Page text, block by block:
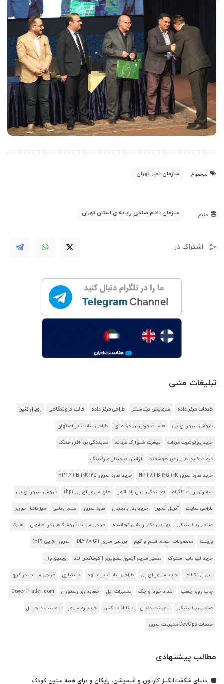
موضوع سازمان نصر تهران
منبع سازمان نظام صنفی رایانه‌ای استان تهران
اشتراک در
تبلیغات متنی
خدمات مرکز داده سرمایش دیتاسنتر طراحی مرکز داده قالب فروشگاهی رویال کنین
فروش سرور اچ پی هاست وردپرس حرفه ای طراحی سایت در اصفهان
خرید پولوشرت مردانه تیشرت شلوارک مردانه نمایندگی نرم افزار محک
قیمت کلید لمسی غیر هوشمند آژانس دیجیتال مارکتینگ
خرید هارد سرور HP 1.8TB 12G 10K خرید هارد سرور HP 1.2TB 10K 12G
سفارش ربات تلگرام نمایندگی ایران رادیاتور هارد سرور اچ پی (hp) فروش سرور اچ پی
طراحی سایت آنریل انجین خرید بذر بادمجان هارد سرور مبلمان باغی میز ناهار خوری
صندلی پلاستیکی بهترین دکتر زیبایی کرمانشاه طراحی سایت فروشگاهی در اصفهان هیرکا
پرینت محصولات انیمه، فیلم و گیم بررسی سرور DL380 G11 سرور اچ پی (HP)
خرید لپ تاپ استوک تعمیر سریع آیفون تصویری | کوماکس لند ویدیو وال
سی پی کالاف خرید سرور اچ پی طراحی سایت در مشهد دستیاری طراحی سایت در کرج
چاپ روی چسب امداد خودرو جک تعمیرات اپل حسابداری رستوران CoverTrader.com
صندلی پلاستیکی ایمپلنت دندان دلتا اف ایکس خرید رم سرور ایمپلنت دیجیتال
خدمات DevOps مدیریت سرور
مطالب پیشنهادی
دنیای شگفت‌انگیز کارتون و انیمیشن، رایگان و برای همه سنین کودک